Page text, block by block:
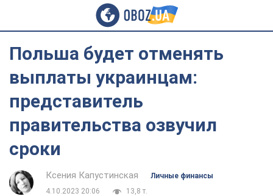
Польша будет отменять
выплаты украинцам:
представитель
правительства озвучил
сроки
Ксения Капустинская
Личные финансы
4.10.2023 20:06
13,8 т.